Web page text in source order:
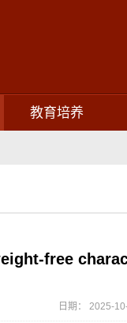
教育培养
free
日期： 2025-